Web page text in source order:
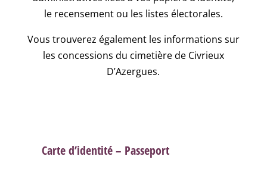
le recensement ou les listes électorales.
Vous trouverez également les informations sur
les concessions du cimetière de Civrieux
D’Azergues.
Carte d’identité – Passeport